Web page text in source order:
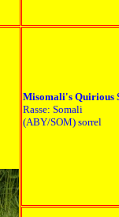
Misomali's Quirious
Rasse: Somali
(ABY/SOM) sorrel